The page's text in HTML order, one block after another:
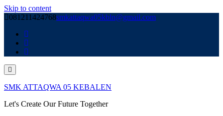
Skip to content
081211424768smkattaqwa05kbln@gmail.com
SMK ATTAQWA 05 KEBALEN
Let's Create Our Future Together